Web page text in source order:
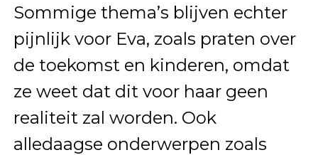
Sommige thema’s blijven echter
pijnlijk voor Eva, zoals praten over
de toekomst en kinderen, omdat
ze weet dat dit voor haar geen
realiteit zal worden. Ook
alledaagse onderwerpen zoals